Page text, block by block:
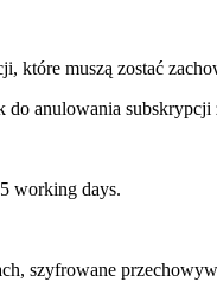
które muszą zostać
anulowania
working days.
szyfrowane